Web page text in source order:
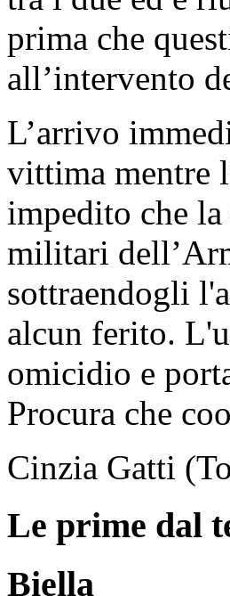
prima che
all’intervento
L’arrivo
vittima mentre
impedito che
militari
sottraendogli
alcun ferito.
omicidio e
Procura che
Cinzia Gatti
Le prime dal
Biella